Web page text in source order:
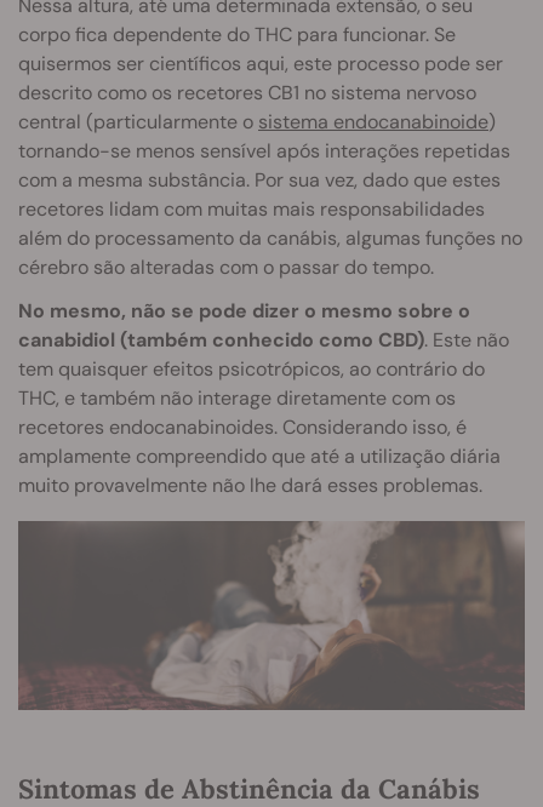
Nessa altura, até uma determinada extensão, o seu
corpo fica dependente do THC para funcionar. Se
quisermos ser científicos aqui, este processo pode ser
descrito como os recetores CB1 no sistema nervoso
central (particularmente o sistema endocanabinoide)
tornando-se menos sensível após interações repetidas
com a mesma substância. Por sua vez, dado que estes
recetores lidam com muitas mais responsabilidades
além do processamento da canábis, algumas funções no
cérebro são alteradas com o passar do tempo.
No mesmo, não se pode dizer o mesmo sobre o
canabidiol (também conhecido como CBD). Este não
tem quaisquer efeitos psicotrópicos, ao contrário do
THC, e também não interage diretamente com os
recetores endocanabinoides. Considerando isso, é
amplamente compreendido que até a utilização diária
muito provavelmente não lhe dará esses problemas.
Sintomas de Abstinência da Canábis